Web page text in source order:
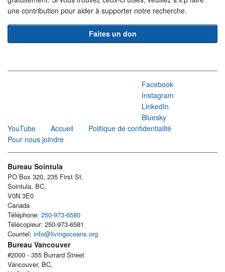
une contribution pour aider à supporter notre recherche.
Faites un don
Facebook
Instagram
LinkedIn
Bluesky
YouTube
Accueil
Politique de confidentialité
Pour nous joindre
Bureau Sointula
PO Box 320, 235 First St.
Sointula, BC,
V0N 3E0
Canada
Téléphone: 250-973-6580
Télécopieur: 250-973-6581
Courriel: info@livingoceans.org
Bureau Vancouver
#2000 - 355 Burrard Street
Vancouver, BC,